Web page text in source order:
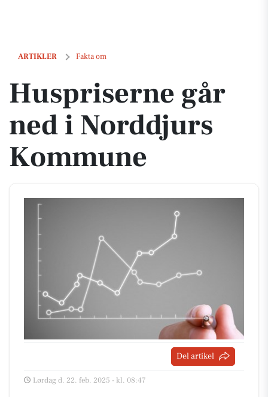
ARTIKLER Fakta om
Huspriserne går ned i Norddjurs Kommune
Huspriserne går
ned i Norddjurs
Kommune
Del artikel
Lørdag d. 22. feb. 2025 - kl. 08:47